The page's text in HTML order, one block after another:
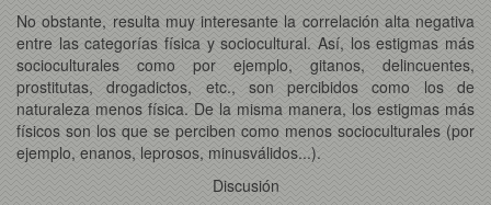
No obstante, resulta muy interesante la correlación alta negativa
entre las categorías física y sociocultural. Así, los estigmas más
socioculturales como por ejemplo, gitanos, delincuentes,
prostitutas, drogadictos, etc., son percibidos como los de
naturaleza menos física. De la misma manera, los estigmas más
físicos son los que se perciben como menos socioculturales (por
ejemplo, enanos, leprosos, minusválidos...).
Discusión